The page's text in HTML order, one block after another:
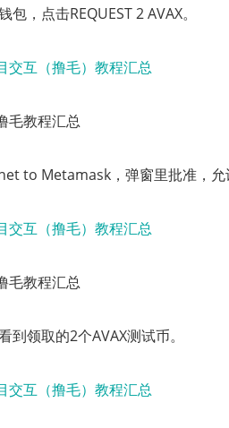
，点击REQUEST 2 AVAX。
毛教程汇总
to Metamask，弹窗里批准，允
毛教程汇总
到领取的2个AVAX测试币。